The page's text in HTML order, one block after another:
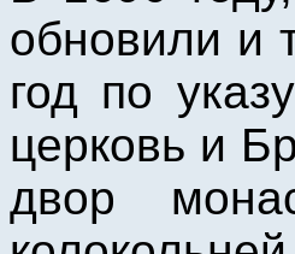
обновили и
год по
церковь и
двор